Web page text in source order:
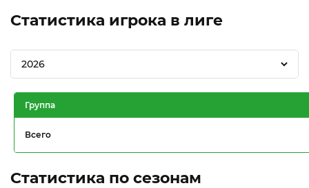
Статистика игрока в лиге
2026
Группа
Всего
Статистика по сезонам